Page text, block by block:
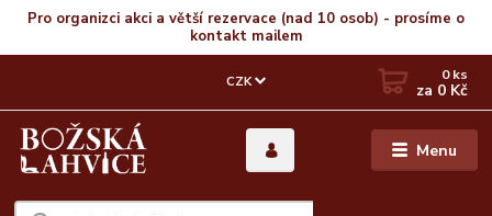
Pro organizci akci a větší rezervace (nad 10 osob) - prosíme o
kontakt mailem
Menu
CZK 0ks
za 0 Kč